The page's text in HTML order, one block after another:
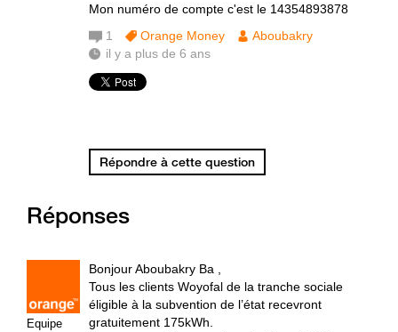
Mon numéro de compte c'est le 14354893878
1 Orange Money
Aboubakry
il y a plus de 6 ans
Répondre à cette question
Réponses
Equipe
Bonjour Aboubakry Ba ,
Tous les clients Woyofal de la tranche sociale
éligible à la subvention de l’état recevront
gratuitement 175kWh.